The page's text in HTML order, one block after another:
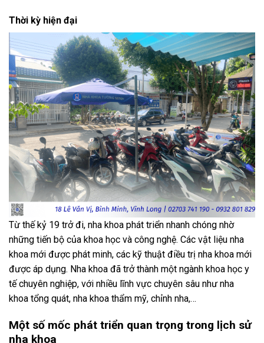
Thời kỳ hiện đại
Từ thế kỷ 19 trở đi, nha khoa phát triển nhanh chóng nhờ
những tiến bộ của khoa học và công nghệ. Các vật liệu nha
khoa mới được phát minh, các kỹ thuật điều trị nha khoa mới
được áp dụng. Nha khoa đã trở thành một ngành khoa học y
tế chuyên nghiệp, với nhiều lĩnh vực chuyên sâu như nha
khoa tổng quát, nha khoa thẩm mỹ, chỉnh nha,…
Một số mốc phát triển quan trọng trong lịch sử
nha khoa